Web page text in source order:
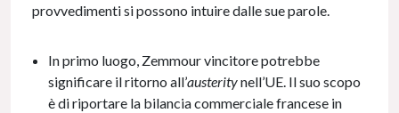
provvedimenti si possono intuire dalle sue parole.
In primo luogo, Zemmour vincitore potrebbe
significare il ritorno all’austeritynell’UE. Il suo scopo
è di riportare la bilancia commerciale francese in